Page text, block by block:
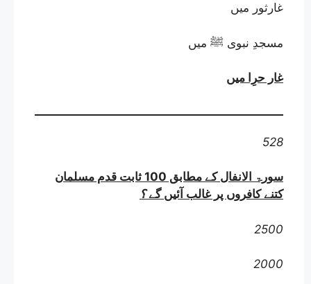
غارثور میں
مسجدِ نبوی ﷺ میں
غار حرِا میں
528
سورۃ الانفال کے مطابق 100 ثابت قدم مسلمان
کتنے کافروں پر غالب آئیں گے؟
2500
2000